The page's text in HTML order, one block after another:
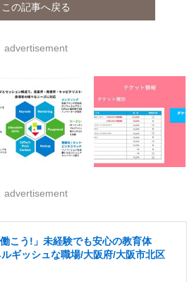
この記事へ戻る
advertisement
advertisement
こう!」未経験でも安心の教育体
ギッシュな職場/大阪府/大阪市北区